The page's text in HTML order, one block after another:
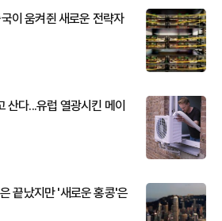
이 움켜쥔 새로운 전략자
산다...유럽 열광시킨 메이
끝났지만 '새로운 홍콩'은